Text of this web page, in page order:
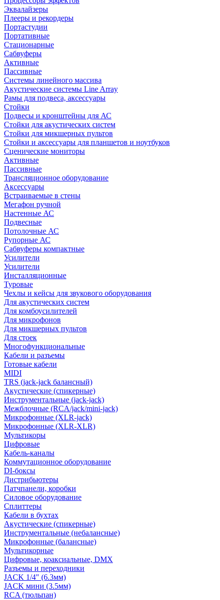
Эквалайзеры
Плееры и рекордеры
Портастудии
Портативные
Стационарные
Сабвуферы
Активные
Пассивные
Системы линейного массива
Акустические системы Line Array
Рамы для подвеса, аксессуары
Стойки
Подвесы и кронштейны для АС
Стойки для акустических систем
Стойки для микшерных пультов
Стойки и аксессуары для планшетов и ноутбуков
Сценические мониторы
Активные
Пассивные
Трансляционное оборудование
Аксессуары
Встраиваемые в стены
Мегафон ручной
Настенные АС
Подвесные
Потолочные АС
Рупорные АС
Сабвуферы компактные
Усилители
Усилители
Инсталляционные
Туровые
Чехлы и кейсы для звукового оборудования
Для акустических систем
Для комбоусилителей
Для микрофонов
Для микшерных пультов
Для стоек
Многофункциональные
Кабели и разъемы
Готовые кабели
MIDI
TRS (jack-jack балансный)
Акустические (спикерные)
Инструментальные (jack-jack)
Межблочные (RCA/jack/mini-jack)
Микрофонные (XLR-jack)
Микрофонные (XLR-XLR)
Мультикоры
Цифровые
Кабель-каналы
Коммутационное оборудование
DI-боксы
Дистрибьютеры
Патчпанели, коробки
Силовое оборудование
Сплиттеры
Кабели в бухтах
Акустические (спикерные)
Инструментальные (небалансные)
Микрофонные (балансные)
Мультикорные
Цифровые, коаксиальные, DMX
Разъемы и переходники
JACK 1/4" (6.3мм)
JACK мини (3.5мм)
RCA (тюльпан)